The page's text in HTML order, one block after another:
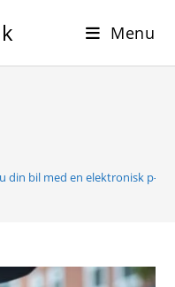
Menu
din bil med en elektronisk p-